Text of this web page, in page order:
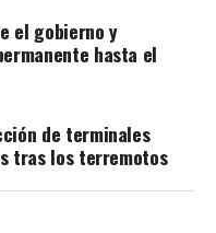
el gobierno y
hasta el
de terminales
tras los terremotos